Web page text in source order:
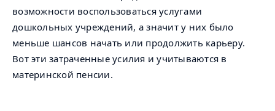
возможности воспользоваться услугами
дошкольных учреждений, а значит у них было
меньше шансов начать или продолжить карьеру.
Вот эти затраченные усилия и учитываются в
материнской пенсии.